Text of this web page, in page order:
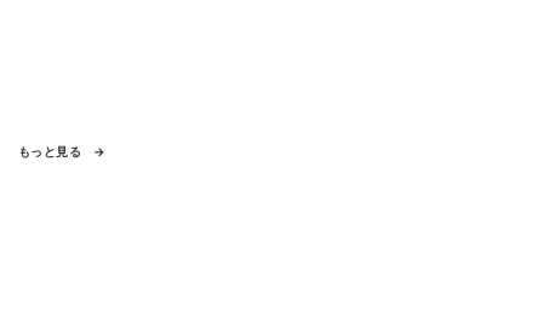
もっと見る